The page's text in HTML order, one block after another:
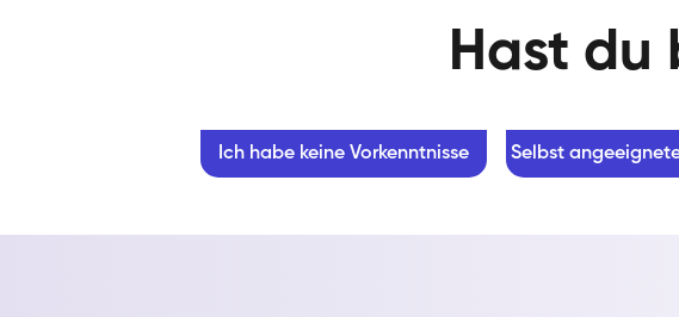
Hast du
Ich habe keine Vorkenntnisse Selbst